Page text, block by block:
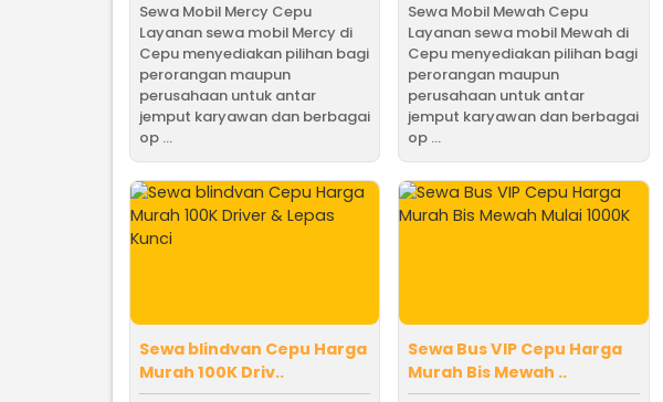
Sewa Mobil Mercy Cepu
Layanan sewa mobil Mercy di
Cepu menyediakan pilihan bagi
perorangan maupun
perusahaan untuk antar
jemput karyawan dan berbagai
op ...
Sewa Mobil Mewah Cepu
Layanan sewa mobil Mewah di
Cepu menyediakan pilihan bagi
perorangan maupun
perusahaan untuk antar
jemput karyawan dan berbagai
op ...
Sewa blindvan Cepu Harga
Murah 100K Driv..
Sewa Bus VIP Cepu Harga
Murah Bis Mewah ..